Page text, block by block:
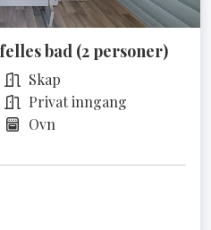
bad (2 personer)
Skap
Privat inngang
Ovn